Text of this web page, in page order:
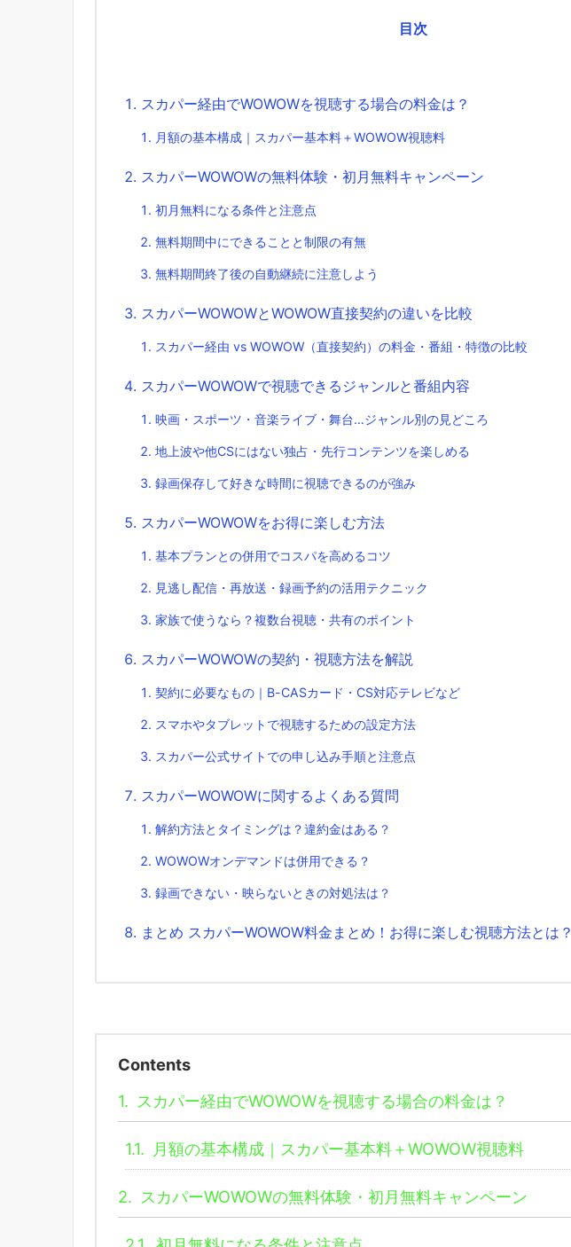
目次
スカパー経由でWOWOWを視聴する場合の料金は？
月額の基本構成｜スカパー基本料＋WOWOW視聴料
スカパーWOWOWの無料体験・初月無料キャンペーン
初月無料になる条件と注意点
無料期間中にできることと制限の有無
無料期間終了後の自動継続に注意しよう
スカパーWOWOWとWOWOW直接契約の違いを比較
スカパー経由 vs WOWOW（直接契約）の料金・番組・特徴の比較
スカパーWOWOWで視聴できるジャンルと番組内容
映画・スポーツ・音楽ライブ・舞台…ジャンル別の見どころ
地上波や他CSにはない独占・先行コンテンツを楽しめる
録画保存して好きな時間に視聴できるのが強み
スカパーWOWOWをお得に楽しむ方法
基本プランとの併用でコスパを高めるコツ
見逃し配信・再放送・録画予約の活用テクニック
家族で使うなら？複数台視聴・共有のポイント
スカパーWOWOWの契約・視聴方法を解説
契約に必要なもの｜B-CASカード・CS対応テレビなど
スマホやタブレットで視聴するための設定方法
スカパー公式サイトでの申し込み手順と注意点
スカパーWOWOWに関するよくある質問
解約方法とタイミングは？違約金はある？
WOWOWオンデマンドは併用できる？
録画できない・映らないときの対処法は？
まとめ スカパーWOWOW料金まとめ！お得に楽しむ視聴方法とは？
Contents
1. スカパー経由でWOWOWを視聴する場合の料金は？
1.1. 月額の基本構成｜スカパー基本料＋WOWOW視聴料
2. スカパーWOWOWの無料体験・初月無料キャンペーン